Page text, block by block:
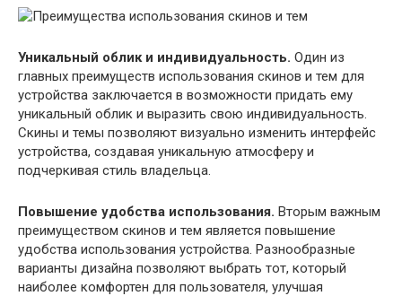
Уникальный облик и индивидуальность. Один из
главных преимуществ использования скинов и тем для
устройства заключается в возможности придать ему
уникальный облик и выразить свою индивидуальность.
Скины и темы позволяют визуально изменить интерфейс
устройства, создавая уникальную атмосферу и
подчеркивая стиль владельца.
Повышение удобства использования. Вторым важным
преимуществом скинов и тем является повышение
удобства использования устройства. Разнообразные
варианты дизайна позволяют выбрать тот, который
наиболее комфортен для пользователя, улучшая